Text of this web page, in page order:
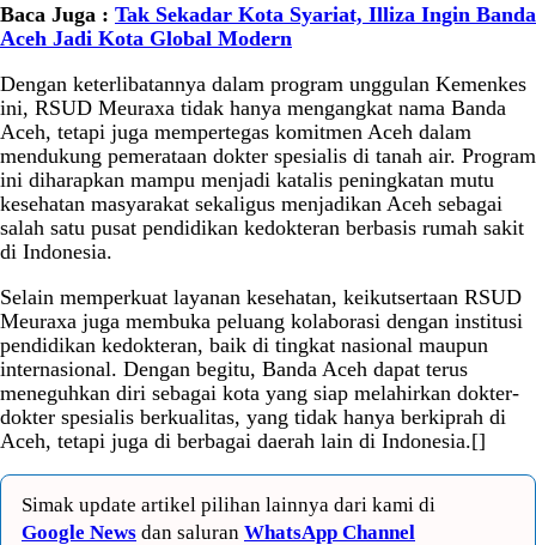
Baca Juga : Tak Sekadar Kota Syariat, Illiza Ingin Banda
Aceh Jadi Kota Global Modern
Dengan keterlibatannya dalam program unggulan Kemenkes
ini, RSUD Meuraxa tidak hanya mengangkat nama Banda
Aceh, tetapi juga mempertegas komitmen Aceh dalam
mendukung pemerataan dokter spesialis di tanah air. Program
ini diharapkan mampu menjadi katalis peningkatan mutu
kesehatan masyarakat sekaligus menjadikan Aceh sebagai
salah satu pusat pendidikan kedokteran berbasis rumah sakit
di Indonesia.
Selain memperkuat layanan kesehatan, keikutsertaan RSUD
Meuraxa juga membuka peluang kolaborasi dengan institusi
pendidikan kedokteran, baik di tingkat nasional maupun
internasional. Dengan begitu, Banda Aceh dapat terus
meneguhkan diri sebagai kota yang siap melahirkan dokter-
dokter spesialis berkualitas, yang tidak hanya berkiprah di
Aceh, tetapi juga di berbagai daerah lain di Indonesia.[]
Simak update artikel pilihan lainnya dari kami di
Google News dan saluran WhatsApp Channel